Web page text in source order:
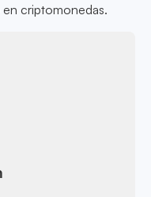
en criptomonedas.